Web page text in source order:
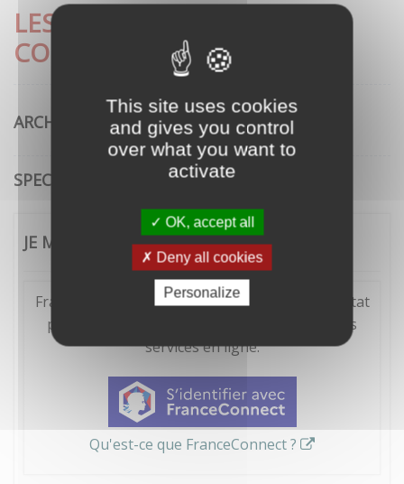
This site uses cookies
and gives you control
over what you want to
activate
OK, accept all
Deny all cookies
Personalize
LES DÉMARCHES LES PLUS
CONSULTÉES
ARCHITECTURE
SPECTACLE VIVANT
JE ME CONNECTE
FranceConnect est la solution proposée par l'Etat
pour sécuriser et simplifier la connexion à vos
services en ligne.
Qu'est-ce que FranceConnect ?